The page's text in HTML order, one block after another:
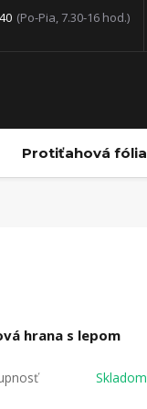
(Po-Pia, 7.30-16 hod.)
Protiťahová fólia
hrana s lepom
Skladom